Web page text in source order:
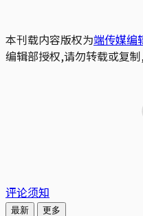
本刊载内容版权为端传媒编
编辑部授权,请勿转载或复制
评论须知
最新 更多